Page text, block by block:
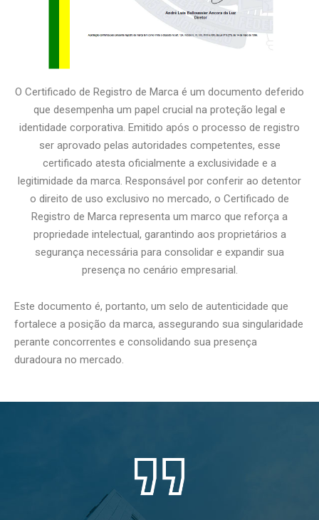
O Certificado de Registro de Marca é um documento deferido
que desempenha um papel crucial na proteção legal e
identidade corporativa. Emitido após o processo de registro
ser aprovado pelas autoridades competentes, esse
certificado atesta oficialmente a exclusividade e a
legitimidade da marca. Responsável por conferir ao detentor
o direito de uso exclusivo no mercado, o Certificado de
Registro de Marca representa um marco que reforça a
propriedade intelectual, garantindo aos proprietários a
segurança necessária para consolidar e expandir sua
presença no cenário empresarial.
Este documento é, portanto, um selo de autenticidade que
fortalece a posição da marca, assegurando sua singularidade
perante concorrentes e consolidando sua presença
duradoura no mercado.